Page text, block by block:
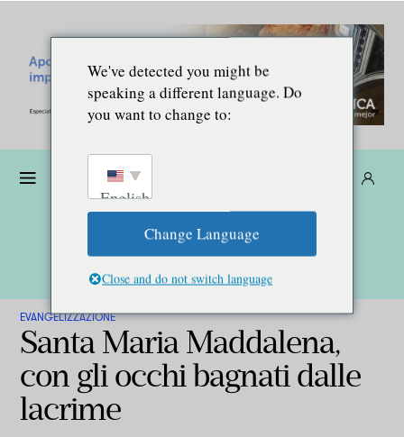
EVANGELIZZAZIONE
Santa Maria Maddalena,
con gli occhi bagnati dalle
lacrime
We've detected you might be
speaking a different language. Do
you want to change to:
English
Change Language
Close and do not switch language